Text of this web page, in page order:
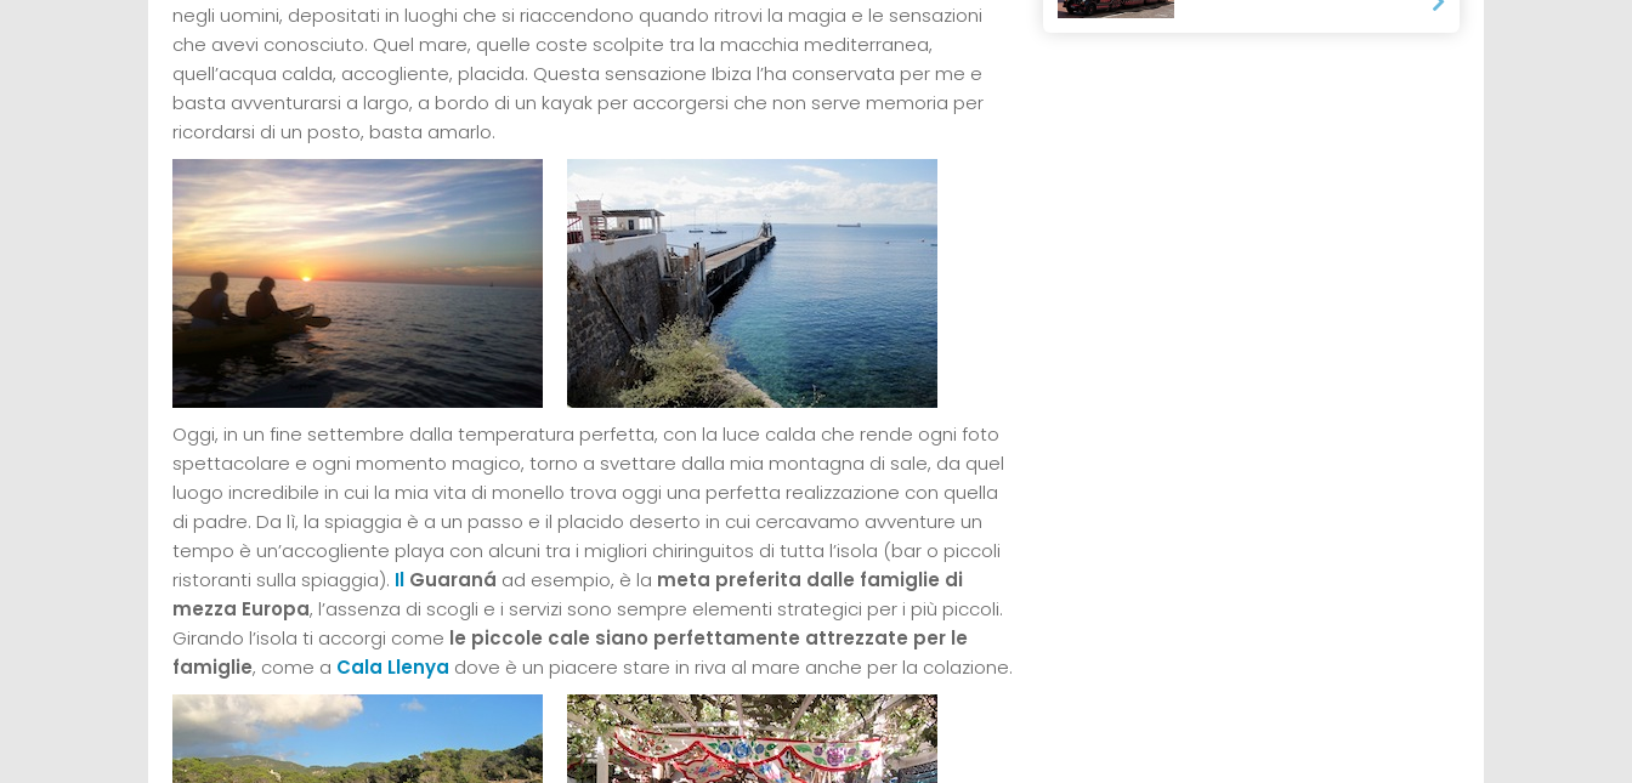
negli uomini, depositati in luoghi che si riaccendono quando ritrovi la magia e le sensazioni
che avevi conosciuto. Quel mare, quelle coste scolpite tra la macchia mediterranea,
quell’acqua calda, accogliente, placida. Questa sensazione Ibiza l’ha conservata per me e
basta avventurarsi a largo, a bordo di un kayak per accorgersi che non serve memoria per
ricordarsi di un posto, basta amarlo.
Oggi, in un fine settembre dalla temperatura perfetta, con la luce calda che rende ogni foto
spettacolare e ogni momento magico, torno a svettare dalla mia montagna di sale, da quel
luogo incredibile in cui la mia vita di monello trova oggi una perfetta realizzazione con quella
di padre. Da lì, la spiaggia è a un passo e il placido deserto in cui cercavamo avventure un
tempo è un’accogliente playa con alcuni tra i migliori chiringuitos di tutta l’isola (bar o piccoli
ristoranti sulla spiaggia). Il Guaraná ad esempio, è la meta preferita dalle famiglie di
mezza Europa, l’assenza di scogli e i servizi sono sempre elementi strategici per i più piccoli.
Girando l’isola ti accorgi come le piccole cale siano perfettamente attrezzate per le
famiglie, come a Cala Llenya dove è un piacere stare in riva al mare anche per la colazione.